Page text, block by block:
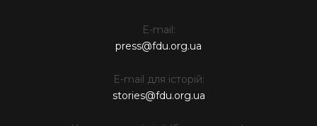
E-mail:
press@fdu.org.ua
E-mail для історій:
stories@fdu.org.ua